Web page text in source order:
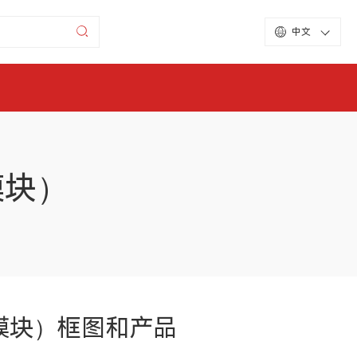
中文
）
块）框图和产品